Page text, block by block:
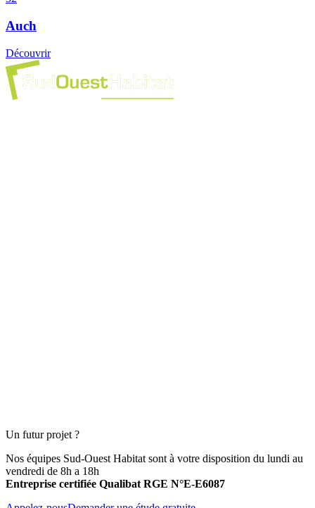
Auch
Découvrir
Un futur projet ?
Nos équipes Sud-Ouest Habitat sont à votre disposition du lundi au
vendredi de 8h a 18h
Entreprise certifiée Qualibat RGE N°E-E6087